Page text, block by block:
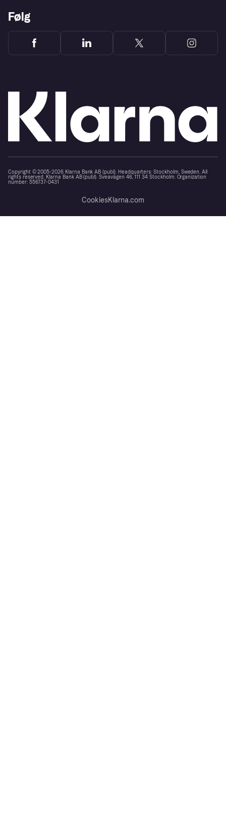
Følg
Copyright © 2005-2026 Klarna Bank AB (publ). Headquarters: Stockholm, Sweden. All
rights reserved. Klarna Bank AB (publ). Sveavägen 46, 111 34 Stockholm. Organization
number: 556737-0431
CookiesKlarna.com